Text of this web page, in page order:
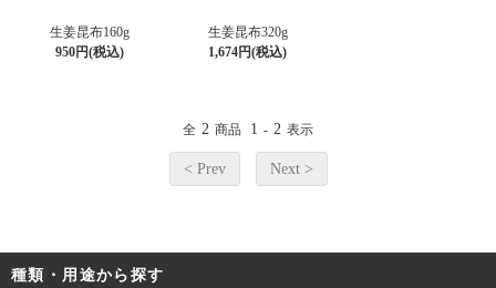
生姜昆布160g
950円(税込)
生姜昆布320g
1,674円(税込)
全 2 商品 1 - 2 表示
< Prev Next >
種類・用途から探す